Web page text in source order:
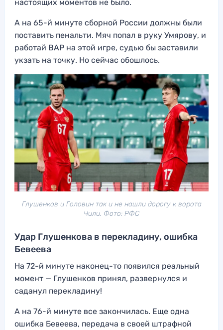
настоящих моментов не было.
А на 65-й минуте сборной России должны были
поставить пенальти. Мяч попал в руку Умярову, и
работай ВАР на этой игре, судью бы заставили
укзать на точку. Но сейчас обошлось.
Глушенков и Головин так и не нашли дорогу к ворота
Чили. Фото: РФС
Удар Глушенкова в перекладину, ошибка
Бевеева
На 72-й минуте наконец-то появился реальный
момент — Глушенков принял, развернулся и
саданул перекладину!
А на 76-й минуте все закончилась. Еще одна
ошибка Бевеева, передача в своей штрафной